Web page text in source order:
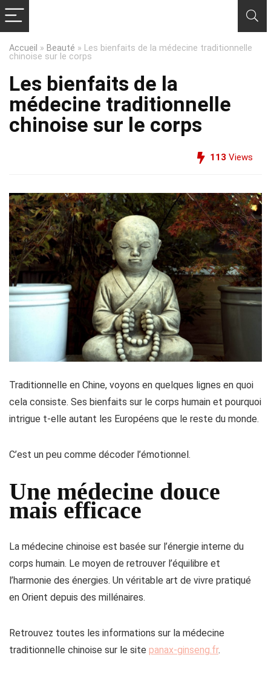
Accueil » Beauté » Les bienfaits de la médecine traditionnelle
chinoise sur le corps
Les bienfaits de la
médecine traditionnelle
chinoise sur le corps
113 Views
Traditionnelle en Chine, voyons en quelques lignes en quoi
cela consiste. Ses bienfaits sur le corps humain et pourquoi
intrigue t-elle autant les Européens que le reste du monde.
C’est un peu comme décoder l’émotionnel.
Une médecine douce
mais efficace
La médecine chinoise est basée sur l’énergie interne du
corps humain. Le moyen de retrouver l’équilibre et
l’harmonie des énergies. Un véritable art de vivre pratiqué
en Orient depuis des millénaires.
Retrouvez toutes les informations sur la médecine
traditionnelle chinoise sur le site panax-ginseng.fr.